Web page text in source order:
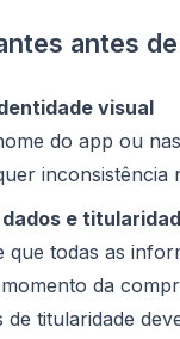
antes
visual
do app ou
e
que todas as
da
de titularidade